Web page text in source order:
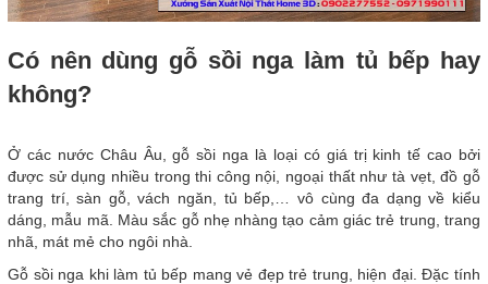
Có nên dùng gỗ sồi nga làm tủ bếp hay
không?
Ở các nước Châu Âu, gỗ sồi nga là loại có giá trị kinh tế cao bởi
được sử dụng nhiều trong thi công nội, ngoại thất như tà vẹt, đồ gỗ
trang trí, sàn gỗ, vách ngăn, tủ bếp,… vô cùng đa dạng về kiểu
dáng, mẫu mã. Màu sắc gỗ nhẹ nhàng tạo cảm giác trẻ trung, trang
nhã, mát mẻ cho ngôi nhà.
Gỗ sồi nga khi làm tủ bếp mang vẻ đẹp trẻ trung, hiện đại. Đặc tính